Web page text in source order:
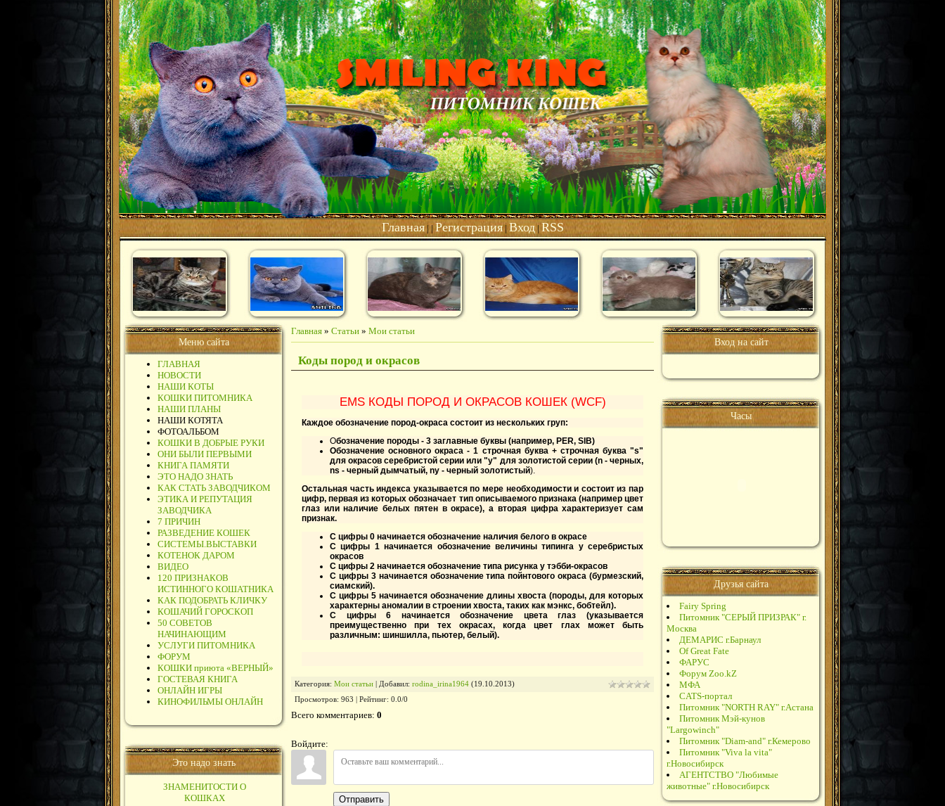
Главная| |Регистрация| Вход| RSS
Меню сайта
ГЛАВНАЯ
НОВОСТИ
НАШИ КОТЫ
КОШКИ ПИТОМНИКА
НАШИ ПЛАНЫ
НАШИ КОТЯТА
ФОТОАЛЬБОМ
КОШКИ В ДОБРЫЕ РУКИ
ОНИ БЫЛИ ПЕРВЫМИ
КНИГА ПАМЯТИ
ЭТО НАДО ЗНАТЬ
КАК СТАТЬ ЗАВОДЧИКОМ
ЭТИКА И РЕПУТАЦИЯ
ЗАВОДЧИКА
7 ПРИЧИН
РАЗВЕДЕНИЕ КОШЕК
СИСТЕМЫ.ВЫСТАВКИ
КОТЕНОК ДАРОМ
ВИДЕО
120 ПРИЗНАКОВ
ИСТИННОГО КОШАТНИКА
КАК ПОДОБРАТЬ КЛИЧКУ
КОШАЧИЙ ГОРОСКОП
50 СОВЕТОВ
НАЧИНАЮЩИМ
УСЛУГИ ПИТОМНИКА
ФОРУМ
КОШКИ приюта «ВЕРНЫЙ»
ГОСТЕВАЯ КНИГА
ОНЛАЙН ИГРЫ
КИНОФИЛЬМЫ ОНЛАЙН
Это надо знать
ЗНАМЕНИТОСТИ О
КОШКАХ
Главная » Статьи » Мои статьи
Коды пород и окрасов
EMS КОДЫ ПОРОД И ОКРАСОВ КОШЕК (WCF)
Каждое обозначение пород-окраса состоит из нескольких груп:
Обозначение породы - 3 заглавные буквы (например, PER, SIB)
Обозначение основного окраса - 1 строчная буква + строчная буква "s"
для окрасов серебристой серии или "y" для золотистой серии (n - черных,
ns - черный дымчатый, ny - черный золотистый).
Остальная часть индекса указывается по мере необходимости и состоит из пар
цифр, первая из которых обозначает тип описываемого признака (например цвет
глаз или наличие белых пятен в окрасе), а вторая цифра характеризует сам
признак.
С цифры 0 начинается обозначение наличия белого в окрасе
С цифры 1 начинается обозначение величины типинга у серебристых
окрасов
С цифры 2 начинается обозначение типа рисунка у тэбби-окрасов
С цифры 3 начинается обозначение типа пойнтового окраса (бурмезский,
сиамский).
С цифры 5 начинается обозначение длины хвоста (породы, для которых
характерны аномалии в строении хвоста, таких как мэнкс, бобтейл).
С цифры 6 начинается обозначение цвета глаз (указывается
преимущественно при тех окрасах, когда цвет глах может быть
различным: шиншилла, пьютер, белый).
Категория: Мои статьи Добавил: rodina_irina1964 (19.10.2013)
Просмотров: 963 Рейтинг: 0.0/0
Всего комментариев: 0
Войдите:
Отправить
Вход на сайт
Часы
Друзья сайта
Fairy Spring
Питомник "СЕРЫЙ ПРИЗРАК" г.
Москва
ДЕМАРИС г.Барнаул
Of Great Fate
ФАРУС
Форум Zoo.kZ
МФА
CATS-портал
Питомник "NORTH RAY" г.Астана
Питомник Мэй-кунов
"Largowinch"
Питомник "Diam-and" г.Кемерово
Питомник "Viva la vita"
г.Новосибирск
АГЕНТСТВО "Любимые
животные" г.Новосибирск